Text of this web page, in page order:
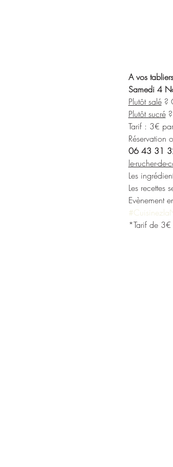
A vos
Samedi 4
Plutôt salé ?
Plutôt sucré ?
Tarif : 3€
Réservation
06 43 31
le-rucher-de-
Les
Les recettes
Evènement
*Tarif de 3€